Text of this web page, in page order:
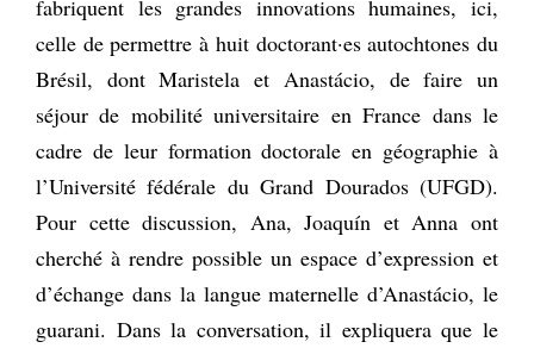
fabriquent les grandes innovations humaines, ici,
celle de permettre à huit doctorant·es autochtones du
Brésil, dont Maristela et Anastácio, de faire un
séjour de mobilité universitaire en France dans le
cadre de leur formation doctorale en géographie à
l’Université fédérale du Grand Dourados (UFGD).
Pour cette discussion, Ana, Joaquín et Anna ont
cherché à rendre possible un espace d’expression et
d’échange dans la langue maternelle d’Anastácio, le
guarani. Dans la conversation, il expliquera que le